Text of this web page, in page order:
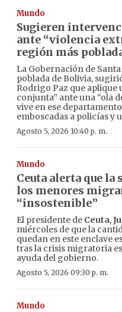
Mundo
Sugieren
ante “violencia
región más
La Gobernación de
poblada de Bolivia,
Rodrigo Paz que
conjunta” ante una “ola
vive en ese
emboscadas a policías y
Agosto 5, 2026 10:40 p. m.
Mundo
Ceuta alerta que la
los menores
“insostenible”
El presidente de Ceuta,
miércoles de que la
quedan en este enclave
tras la crisis migratoria
ayuda del gobierno.
Agosto 5, 2026 09:30 p. m.
Mundo